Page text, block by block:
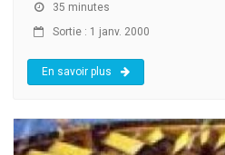
35 minutes
Sortie : 1 janv. 2000
En savoir plus